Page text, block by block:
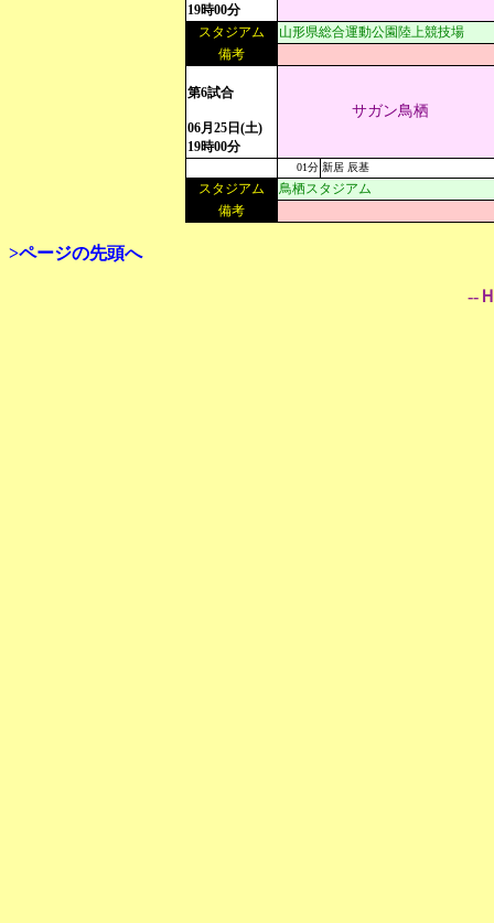
19時00分
スタジアム
山形県総合運動公園陸上競技場
備考
第6試合
06月25日(土)
19時00分
サガン鳥栖
01分 新居 辰基
スタジアム
鳥栖スタジアム
備考
>ページの先頭へ
--